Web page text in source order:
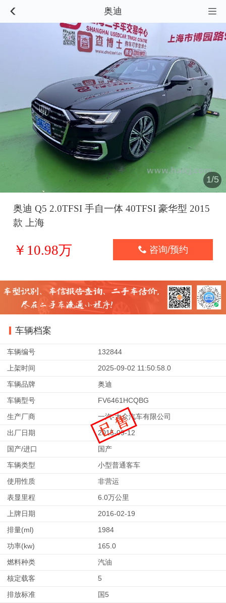
 奥迪 
1/5
奥迪 Q5 2.0TFSI 手自一体 40TFSI 豪华型 2015
款 上海
￥10.98万  咨询/预约
车辆档案
车辆编号
132844
上架时间
2025-09-02 11:50:58.0
车辆品牌
奥迪
车辆型号
FV6461HCQBG
生产厂商
一汽-大众汽车有限公司
出厂日期
2015-09-12
国产/进口
国产
车辆类型
小型普通客车
使用性质
非营运
表显里程
6.0万公里
上牌日期
2016-02-19
排量(ml)
1984
功率(kw)
165.0
燃料种类
汽油
核定载客
5
排放标准
国5